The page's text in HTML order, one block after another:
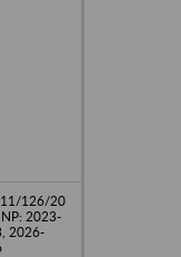
126/20
2023-
2026-